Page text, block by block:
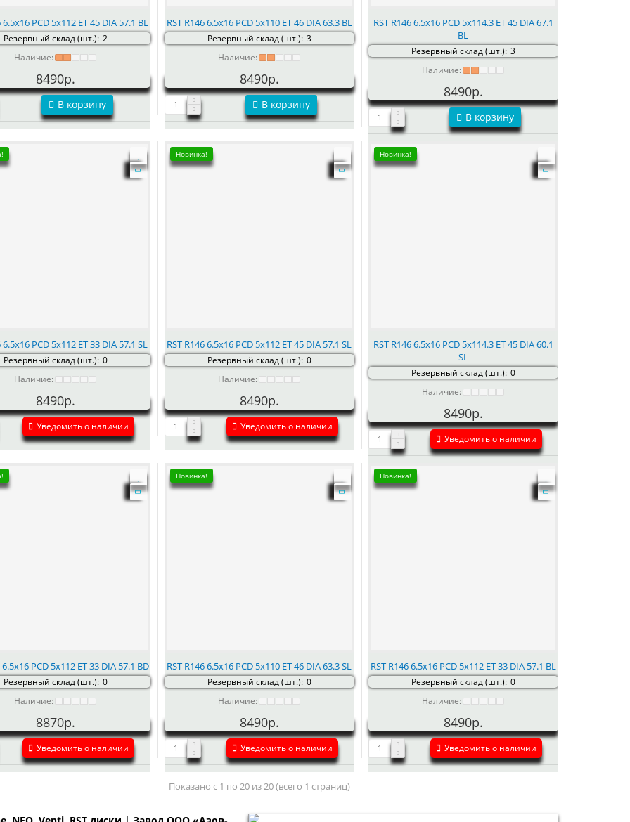
6.5x16 PCD 5x112 ET 45 DIA 57.1 BL
Резервный склад (шт.): 2
Наличие:
8490р.
В корзину
RST R146 6.5x16 PCD 5x110 ET 46 DIA 63.3 BL
Резервный склад (шт.): 3
Наличие:
8490р.
В корзину
RST R146 6.5x16 PCD 5x114.3 ET 45 DIA 67.1
BL
Резервный склад (шт.): 3
Наличие:
8490р.
В корзину
6.5x16 PCD 5x112 ET 33 DIA 57.1 SL
Резервный склад (шт.): 0
Наличие:
8490р.
Уведомить о наличии
Новинка!
RST R146 6.5x16 PCD 5x112 ET 45 DIA 57.1 SL
Резервный склад (шт.): 0
Наличие:
8490р.
Уведомить о наличии
Новинка!
RST R146 6.5x16 PCD 5x114.3 ET 45 DIA 60.1
SL
Резервный склад (шт.): 0
Наличие:
8490р.
Уведомить о наличии
6.5x16 PCD 5x112 ET 33 DIA 57.1 BD
Резервный склад (шт.): 0
Наличие:
8870р.
Уведомить о наличии
Новинка!
RST R146 6.5x16 PCD 5x110 ET 46 DIA 63.3 SL
Резервный склад (шт.): 0
Наличие:
8490р.
Уведомить о наличии
Новинка!
RST R146 6.5x16 PCD 5x112 ET 33 DIA 57.1 BL
Резервный склад (шт.): 0
Наличие:
8490р.
Уведомить о наличии
Показано с 1 по 20 из 20 (всего 1 страниц)